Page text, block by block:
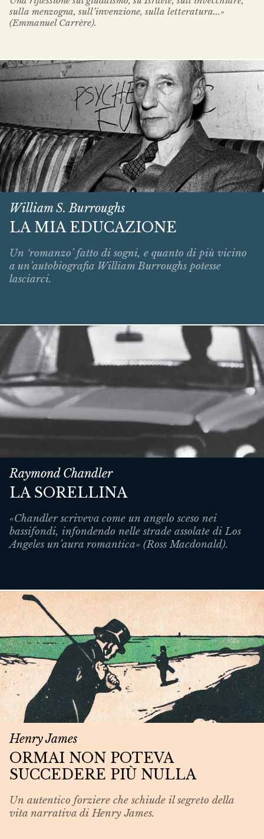
sulla menzogna, sull’invenzione, sulla letteratura...»
(Emmanuel Carrère).
William S. Burroughs
LA MIA EDUCAZIONE
Un ‘romanzo’ fatto di sogni, e quanto di più vicino
a un’autobiografia William Burroughs potesse
lasciarci.
Raymond Chandler
LA SORELLINA
«Chandler scriveva come un angelo sceso nei
bassifondi, infondendo nelle strade assolate di Los
Angeles un’aura romantica» (Ross Macdonald).
Henry James
ORMAI NON POTEVA
SUCCEDERE PIÙ NULLA
Un autentico forziere che schiude il segreto della
vita narrativa di Henry James.